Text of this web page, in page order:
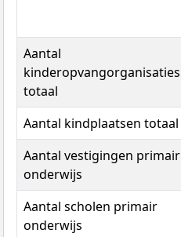
Aantal
kinderopvangorganisaties
totaal
Aantal kindplaatsen totaal
Aantal vestigingen primair
onderwijs
Aantal scholen primair
onderwijs